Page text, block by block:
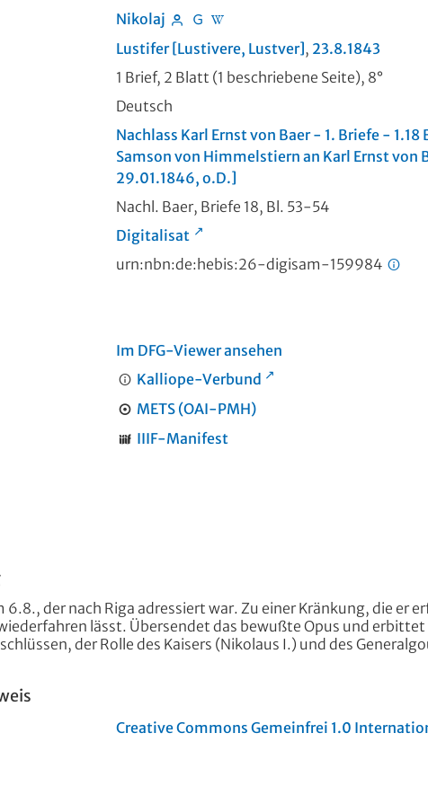
Nikolaj
Lustifer [Lustivere, Lustver], 23.8.1843
1 Brief, 2 Blatt (1 beschriebene Seite), 8°
Deutsch
Nachlass Karl Ernst von Baer - 1. Briefe -
Samson von Himmelstiern an Karl Ernst
29.01.1846, o.D.]
Nachl. Baer, Briefe 18, Bl. 53-54
Digitalisat
urn:nbn:de:hebis:26-digisam-159984
Im DFG-Viewer ansehen
Kalliope-Verbund
METS (OAI-PMH)
IIIF-Manifest
der nach Riga adressiert war. Zu einer Kränkung, die er
lässt. Übersendet das bewußte Opus und
der Rolle des Kaisers (Nikolaus I.) und des
Creative Commons Gemeinfrei 1.0